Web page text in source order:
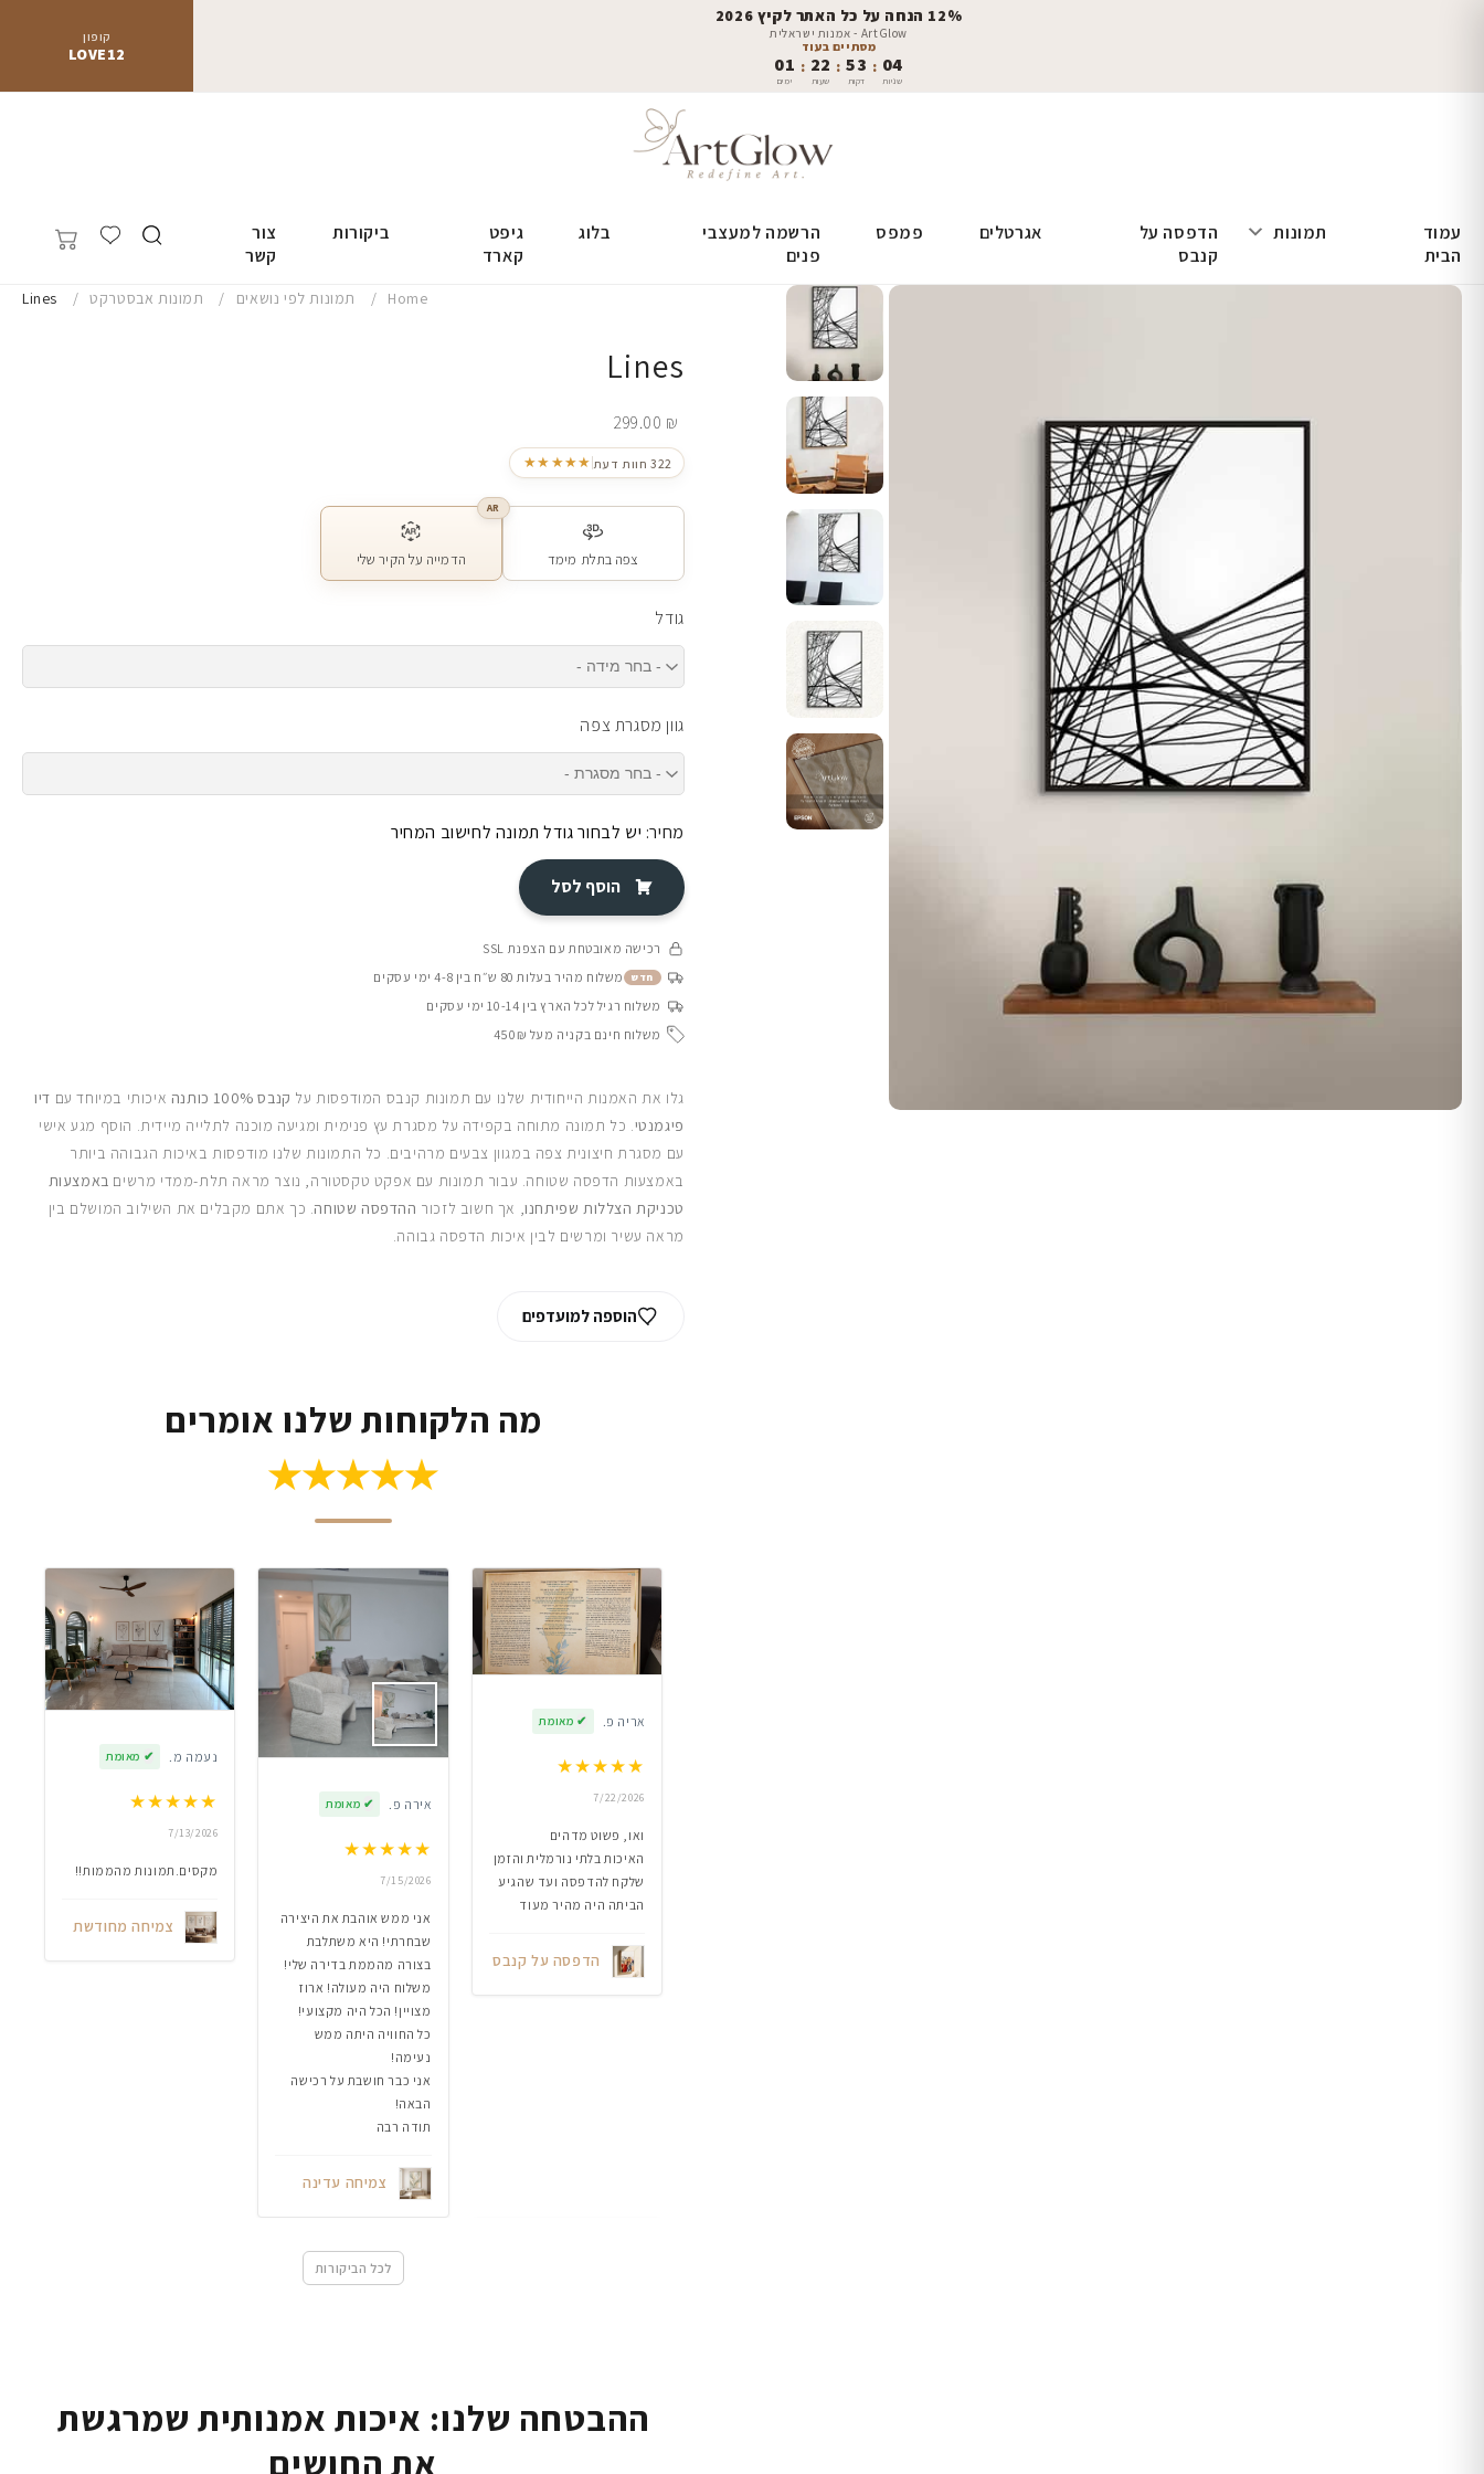
קופון
LOVE12
12% הנחה על כל האתר לקיץ 2026
ArtGlow - אמנות ישראלית
מסתיים בעוד
01
ימים
: 22
שעות
: 53
דקות
: 03
שניות
עמוד
הבית
תמונות
הדפסה על
קנבס
אגרטלים פמפס
הרשמה למעצבי
פנים
בלוג
גיפט
קארד
ביקורות
צור
קשר
Home תמונות לפי נושאים תמונות אבסטרקט Lines
Lines
299.00 ₪
★★★★★ 322 חוות דעת
צפה בתלת מימד
AR
הדמייה על הקיר שלי
גודל
גוון מסגרת צפה
מחיר: יש לבחור גודל תמונה לחישוב המחיר
הוסף לסל
רכישה מאובטחת עם הצפנת SSL
חדש משלוח מהיר בעלות 80 ש״ח בין 4-8 ימי עסקים
משלוח רגיל לכל הארץ בין 10-14 ימי עסקים
משלוח חינם בקניה מעל 450₪
גלו את האמנות הייחודית שלנו עם תמונות קנבס המודפסות על קנבס 100% כותנה איכותי במיוחד עם דיו
פיגמנטי. כל תמונה מתוחה בקפידה על מסגרת עץ פנימית ומגיעה מוכנה לתלייה מיידית. הוסף מגע אישי
עם מסגרת חיצונית צפה במגוון צבעים מרהיבים. כל התמונות שלנו מודפסות באיכות הגבוהה ביותר
באמצעות הדפסה שטוחה. עבור תמונות עם אפקט טקסטורה, נוצר מראה תלת-ממדי מרשים באמצעות
טכניקת הצללות שפיתחנו, אך חשוב לזכור ההדפסה שטוחה. כך אתם מקבלים את השילוב המושלם בין
מראה עשיר ומרשים לבין איכות הדפסה גבוהה.
הוספה למועדפים
מה הלקוחות שלנו אומרים
★★★★★
אריה פ. ✔ מאומת
★★★★★
7/22/2026
ואו, פשוט מדהים
האיכות בלתי נורמלית והזמן
שלקח להדפסה ועד שהגיע
הביתה היה מהיר מעוד
הדפסה על קנבס
אירה פ. ✔ מאומת
★★★★★
7/15/2026
אני ממש אוהבת את היצירה
שבחרתי! היא משתלבת
בצורה מהממת בדירה שלי!
משלוח היה מעולה! ארוז
מצויין! הכל היה מקצועי!
כל החוויה היתה ממש
נעימה!
אני כבר חושבת על רכישה
הבאה!
תודה רבה
צמיחה עדינה
נעמה מ. ✔ מאומת
★★★★★
7/13/2026
מקסים.תמונות מהממות!!
צמיחה מחודשת
לכל הביקורות
ההבטחה שלנו: איכות אמנותית שמרגשת
את החושים